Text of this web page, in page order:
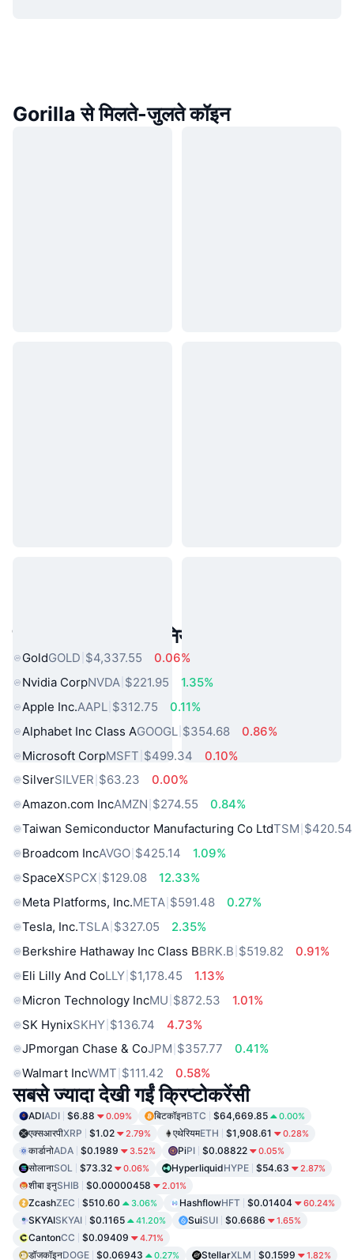
Gorilla से मिलते-जुलते कॉइन
लोकप्रिय वास्तविक दुनिया की संपत्तियां
GoldGOLD $4,337.55
0.06%
Nvidia CorpNVDA $221.95
1.35%
Apple Inc.AAPL $312.75
0.11%
Alphabet Inc Class AGOOGL $354.68
0.86%
Microsoft CorpMSFT $499.34
0.10%
SilverSILVER $63.23
0.00%
Amazon.com IncAMZN $274.55
0.84%
Taiwan Semiconductor Manufacturing Co LtdTSM $420.54
Broadcom IncAVGO $425.14
1.09%
SpaceXSPCX $129.08
12.33%
Meta Platforms, Inc.META $591.48
0.27%
Tesla, Inc.TSLA $327.05
2.35%
Berkshire Hathaway Inc Class BBRK.B $519.82
0.91%
Eli Lilly And CoLLY $1,178.45
1.13%
Micron Technology IncMU $872.53
1.01%
SK HynixSKHY $136.74
4.73%
JPmorgan Chase & CoJPM $357.77
0.41%
Walmart IncWMT $111.42 0.58%
सबसे ज्यादा देखी गईं क्रिप्टोकरेंसी
ADIADI $6.88 0.09% बिटकॉइनBTC $64,669.85 0.00%
एक्सआरपीXRP $1.02 2.79% एथेरियमETH $1,908.61 0.28%
कार्डानोADA $0.1989 3.52% PiPI $0.08822 0.05%
सोलानाSOL $73.32 0.06% HyperliquidHYPE $54.63 2.87%
शीबा इनुSHIB $0.00000458 2.01%
ZcashZEC $510.60 3.06% HashflowHFT $0.01404 60.24%
SKYAISKYAI $0.1165 41.20% SuiSUI $0.6686 1.65%
CantonCC $0.09409 4.71%
डॉजकॉइनDOGE $0.06943 0.27% StellarXLM $0.1599 1.82%